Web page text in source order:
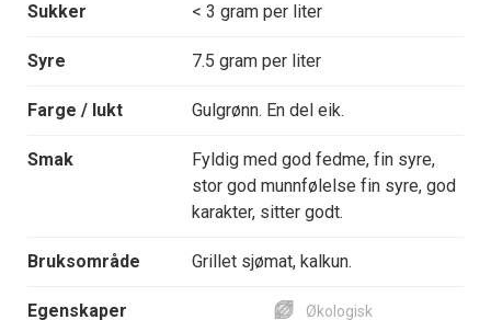
Sukker < 3 gram per liter
Syre 7.5 gram per liter
Farge / lukt Gulgrønn. En del eik.
Smak
Fyldig med god fedme, fin syre,
stor god munnfølelse fin syre, god
karakter, sitter godt.
Bruksområde Grillet sjømat, kalkun.
Egenskaper Økologisk